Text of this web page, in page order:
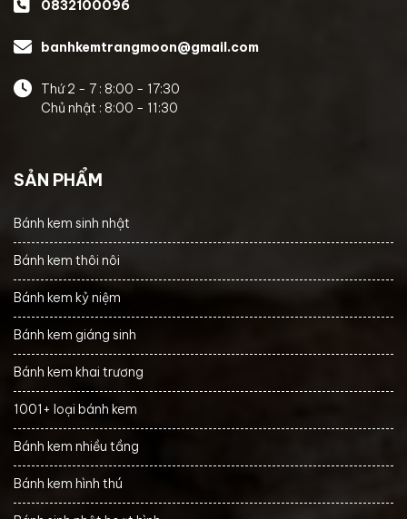
0832100096
banhkemtrangmoon@gmail.com
Thứ 2 - 7 : 8:00 - 17:30
Chủ nhật : 8:00 - 11:30
SẢN PHẨM
Bánh kem sinh nhật
Bánh kem thôi nôi
Bánh kem kỷ niệm
Bánh kem giáng sinh
Bánh kem khai trương
1001+ loại bánh kem
Bánh kem nhiều tầng
Bánh kem hình thú